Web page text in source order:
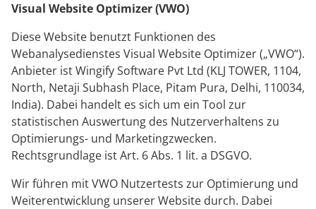
Visual Website Optimizer (VWO)
Diese Website benutzt Funktionen des
Webanalysedienstes Visual Website Optimizer („VWO“).
Anbieter ist Wingify Software Pvt Ltd (KLJ TOWER, 1104,
North, Netaji Subhash Place, Pitam Pura, Delhi, 110034,
India). Dabei handelt es sich um ein Tool zur
statistischen Auswertung des Nutzerverhaltens zu
Optimierungs- und Marketingzwecken.
Rechtsgrundlage ist Art. 6 Abs. 1 lit. a DSGVO.
Wir führen mit VWO Nutzertests zur Optimierung und
Weiterentwicklung unserer Website durch. Dabei